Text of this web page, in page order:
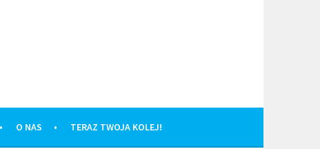
O NAS TERAZ TWOJA KOLEJ!